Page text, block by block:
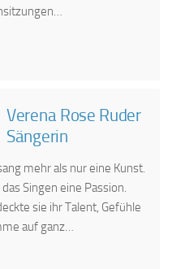
Verena Rose Ruder
Sängerin
mehr als nur eine Kunst.
Singen eine Passion.
sie ihr Talent, Gefühle
auf ganz…